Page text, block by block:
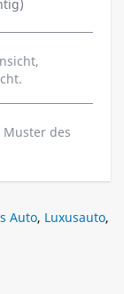
Muster des
Auto, Luxusauto,